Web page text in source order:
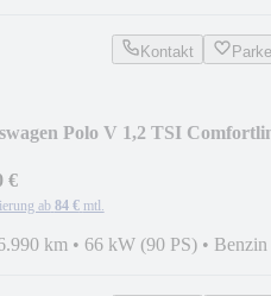
Kontakt
Polo V 1,2 TSI
€
ab 84 € mtl.
km • 66 kW (90 PS) • Benzin